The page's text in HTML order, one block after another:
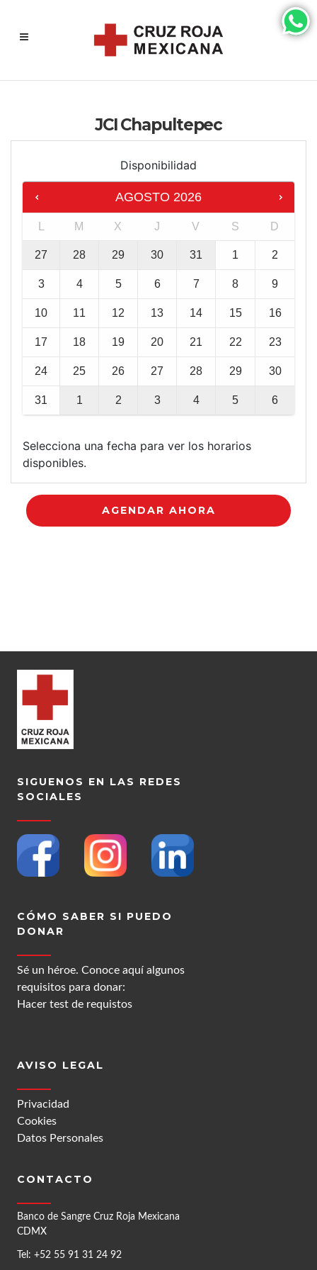
JCI Chapultepec
Disponibilidad
AGOSTO 2026
M X J V S D
27 28 29 30 31 1 2
3 4 5 6 7 8 9
10 11 12 13 14 15 16
17 18 19 20 21 22 23
24 25 26 27 28 29 30
31 1 2 3 4 5 6
Selecciona una fecha para ver los horarios
disponibles.
AGENDAR AHORA
SIGUENOS EN LAS REDES
SOCIALES
CÓMO SABER SI PUEDO
DONAR
Sé un héroe. Conoce aquí algunos
requisitos para donar:
Hacer test de requistos
AVISO LEGAL
Privacidad
Cookies
Datos Personales
CONTACTO
Banco de Sangre Cruz Roja Mexicana
CDMX
Tel: +52 55 91 31 24 92